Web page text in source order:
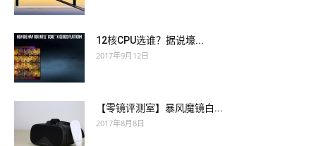
12核CPU选谁？据说壕...
2017年9月12日
【零镜评测室】暴风魔镜白...
2017年8月8日